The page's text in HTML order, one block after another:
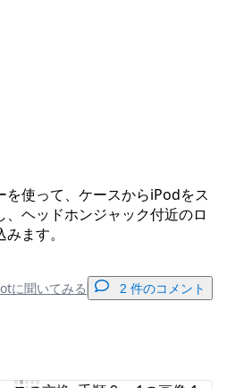
を使って、ケースからiPodをス
ヘッドホンジャック付近のロ
ます。
に聞いてみる 2 件のコメント